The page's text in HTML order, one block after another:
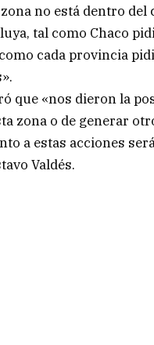
no está dentro del
tal como Chaco
cada provincia
que «nos dieron la
zona o de generar
a estas acciones
Valdés.